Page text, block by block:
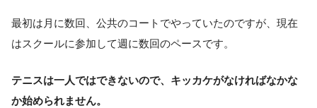
最初は月に数回、公共のコートでやっていたのですが、現在
はスクールに参加して週に数回のペースです。
テニスは一人ではできないので、キッカケがなければなかな
か始められません。